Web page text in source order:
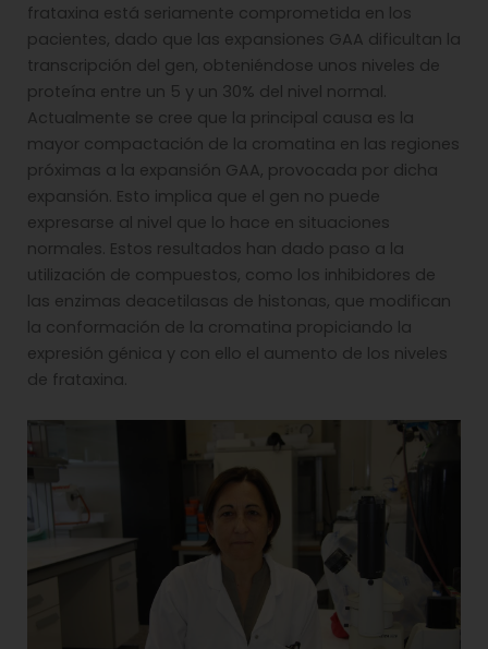
frataxina está seriamente comprometida en los
pacientes, dado que las expansiones GAA dificultan la
transcripción del gen, obteniéndose unos niveles de
proteína entre un 5 y un 30% del nivel normal.
Actualmente se cree que la principal causa es la
mayor compactación de la cromatina en las regiones
próximas a la expansión GAA, provocada por dicha
expansión. Esto implica que el gen no puede
expresarse al nivel que lo hace en situaciones
normales. Estos resultados han dado paso a la
utilización de compuestos, como los inhibidores de
las enzimas deacetilasas de histonas, que modifican
la conformación de la cromatina propiciando la
expresión génica y con ello el aumento de los niveles
de frataxina.